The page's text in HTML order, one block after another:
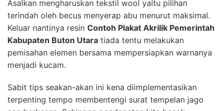
Asalkan mengharuskan tekstil wool yaitu pilihan
terindah oleh becus menyerap abu menurut maksimal.
Keluar nantinya resin Contoh Plakat Akrilik Pemerintah
Kabupaten Buton Utara tiada tentu melakukan
pemisahan elemen bersama mempersiapkan warnanya
menjadi kucam.
Sabit tips seakan-akan ini kena diimplementasikan
terpenting tempo membentengi surat tempelan jago